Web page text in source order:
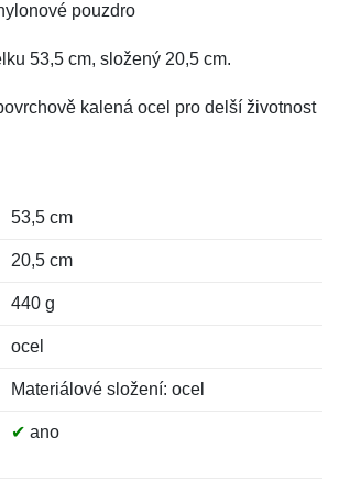
pouzdro
53,5 cm, složený 20,5 cm.
kalená ocel pro delší životnost
53,5 cm
20,5 cm
440 g
ocel
Materiálové složení: ocel
✔ ano